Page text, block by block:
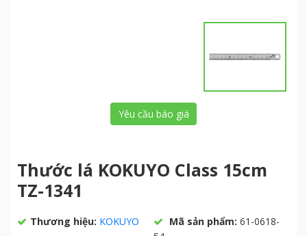
Yêu cầu báo giá
Thước lá KOKUYO Class 15cm
TZ-1341
Thương hiệu: KOKUYO Mã sản phẩm: 61-0618-